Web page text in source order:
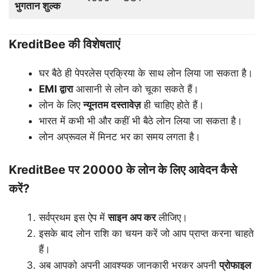
भुगतान शुल्क
KreditBee की विशेषताएं
घर बैठे ही पेपरलेस प्रक्रिया के साथ लोन लिया जा सकता है।
EMIद्वाराआसानी से लोन को चूका सकते हैं।
लोन के लिएन्यूनतम दस्तावेज़ही चाहिए होते हैं।
भारत में कभी भी और कहीं भी बैठे लोन लिया जा सकता है।
लोन अप्रूवल में मिनट भर का समय लगता है।
KreditBee पर 20000 के लोन के लिए आवेदन कैसे
करें?
सर्वप्रथम इस ऐप मेंसाइन अप करलीजिए।
इसके बाद लोन राशि का चयन करें जो आप प्राप्त करना चाहते
हैं।
अब आपको अपनी आवश्यक जानकारी भरकर अपनीप्रोफाइल